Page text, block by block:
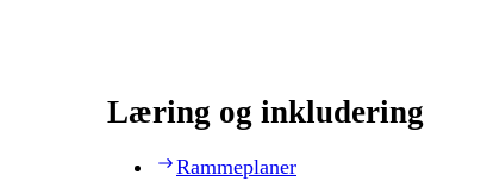
Læring og inkludering
Rammeplaner